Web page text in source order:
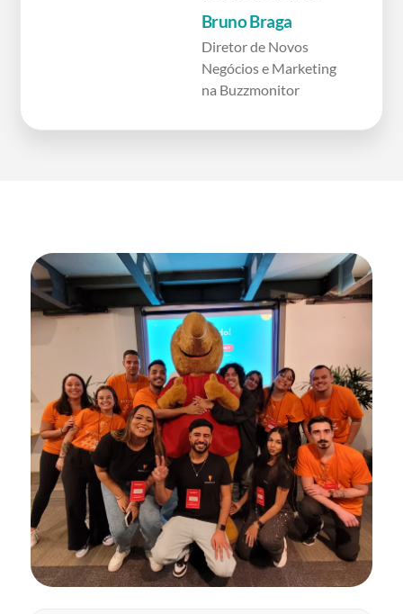
Bruno Braga
Diretor de Novos
Negócios e Marketing
na Buzzmonitor